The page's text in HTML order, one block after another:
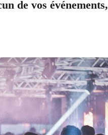
de vos événements,